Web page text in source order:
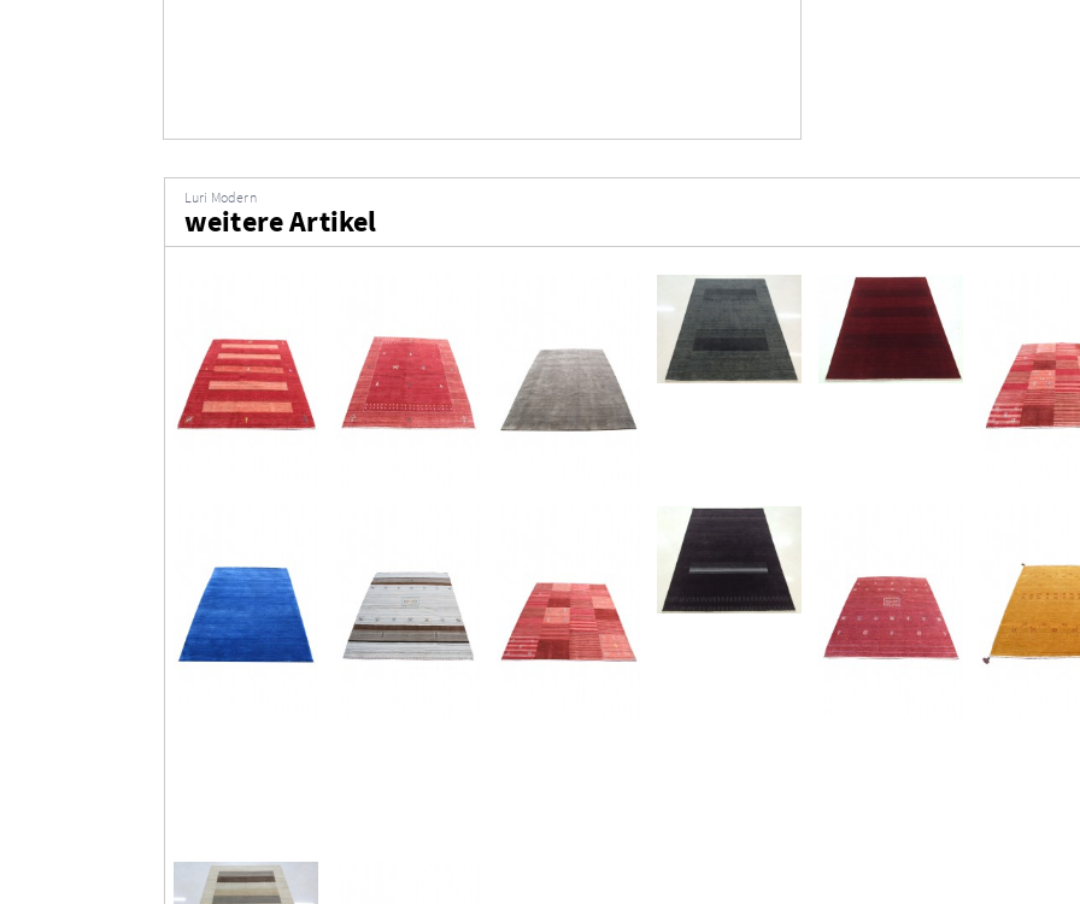
Luri Modern
weitere Artikel